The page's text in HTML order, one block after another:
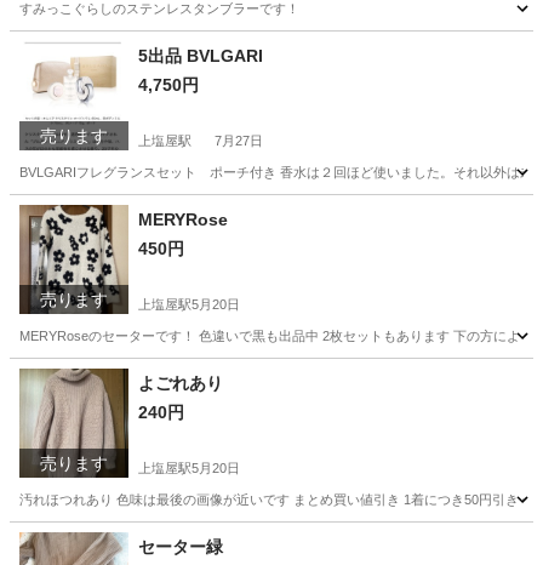
すみっこぐらしのステンレスタンブラーです！
鹿児島 鹿児島市
売ります
5出品 BVLGARI
4,750円
上塩屋駅 7月27日
BVLGARIフレグランスセット ポーチ付き 香水は２回ほど使いました。それ以外は未
鹿児島 鹿児島市
売ります
MERYRose
450円
上塩屋駅5月20日
MERYRoseのセーターです！ 色違いで黒も出品中 2枚セットもあります 下の方によく
鹿児島 鹿児島市 上塩屋駅
売ります
よごれあり
240円
上塩屋駅5月20日
汚れほつれあり 色味は最後の画像が近いです まとめ買い値引き 1着につき50円引き
鹿児島 鹿児島市 上塩屋駅
セーター緑